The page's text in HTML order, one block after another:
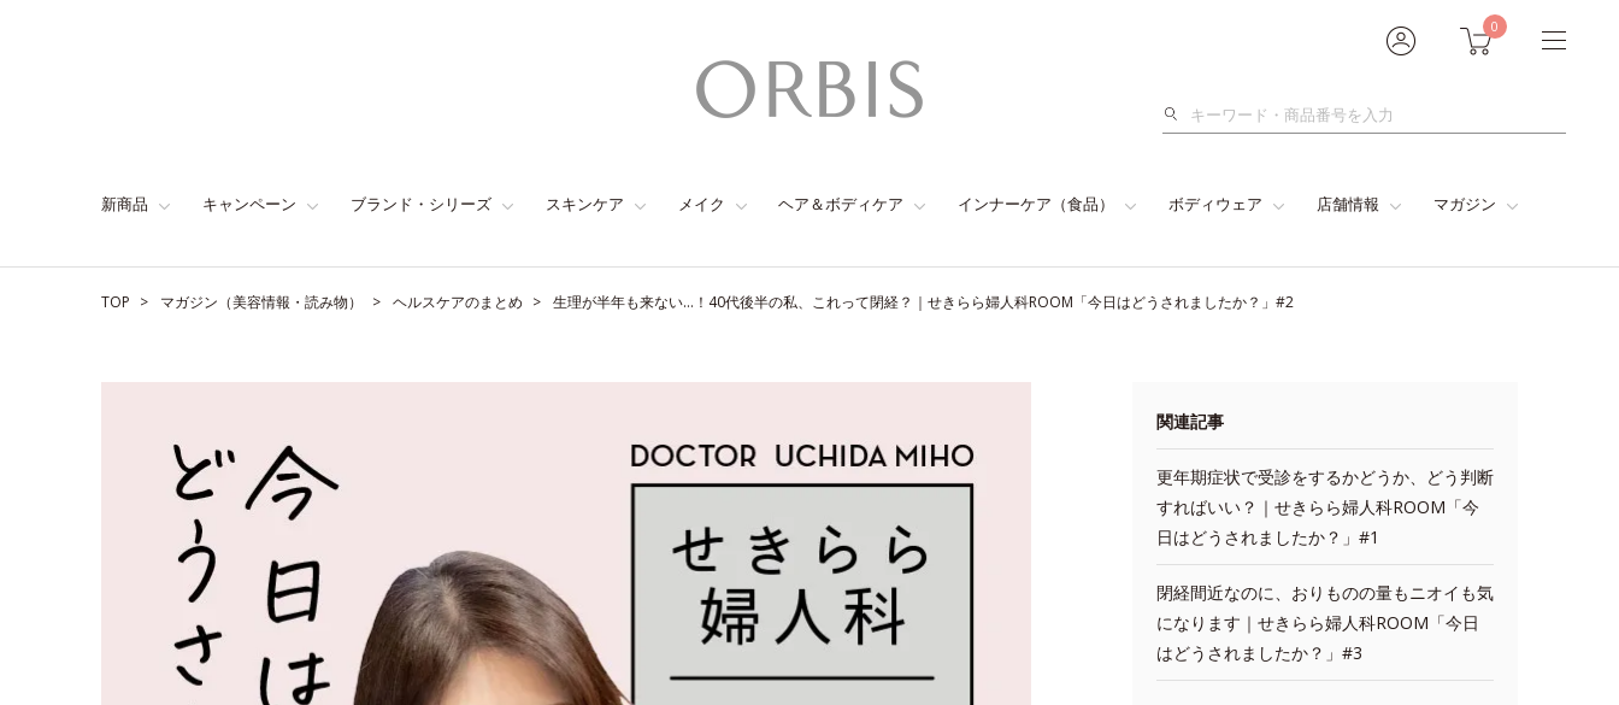
0
検
新商品 キャンペーン ブランド・シリーズ スキンケア メイク ヘア＆ボディケア インナーケア（食品） ボディウェア 店舗情報 マガジン
TOP マガジン（美容情報・読み物） ヘルスケアのまとめ 生理が半年も来ない…！40代後半の私、これって閉経？｜せきらら婦人科ROOM「今日はどうされましたか？」#2
関連記事
更年期症状で受診をするかどうか、どう判断
すればいい？｜せきらら婦人科ROOM「今
日はどうされましたか？」#1
閉経間近なのに、おりものの量もニオイも気
になります｜せきらら婦人科ROOM「今日
はどうされましたか？」#3